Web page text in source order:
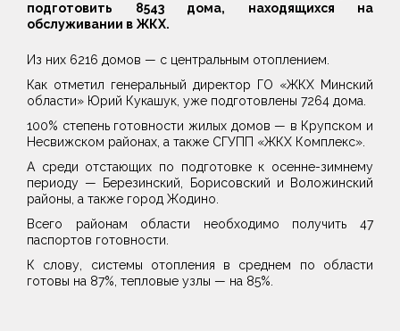
подготовить 8543 дома, находящихся на
обслуживании в ЖКХ.
Из них 6216 домов — с центральным отоплением.
Как отметил генеральный директор ГО «ЖКХ Минский
области» Юрий Кукашук, уже подготовлены 7264 дома.
100% степень готовности жилых домов — в Крупском и
Несвижском районах, а также СГУПП «ЖКХ Комплекс».
А среди отстающих по подготовке к осенне-зимнему
периоду — Березинский, Борисовский и Воложинский
районы, а также город Жодино.
Всего районам области необходимо получить 47
паспортов готовности.
К слову, системы отопления в среднем по области
готовы на 87%, тепловые узлы — на 85%.